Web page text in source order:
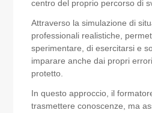
centro del proprio percorso di
Attraverso la simulazione di
professionali realistiche,
sperimentare, di esercitarsi e
imparare anche dai propri
protetto.
In questo approccio, il
trasmettere conoscenze, ma